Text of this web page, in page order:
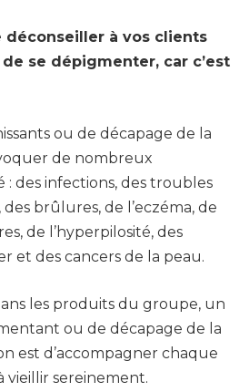
déconseiller à vos clients
se dépigmenter, car c’est
ou de décapage de la
de nombreux
: des infections, des troubles
brûlures, de l’eczéma, de
de l’hyperpilosité, des
et des cancers de la peau.
les produits du groupe, un
ou de décapage de la
est d’accompagner chaque
vieillir sereinement.